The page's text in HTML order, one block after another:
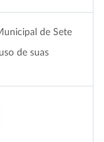
de Sete
de suas